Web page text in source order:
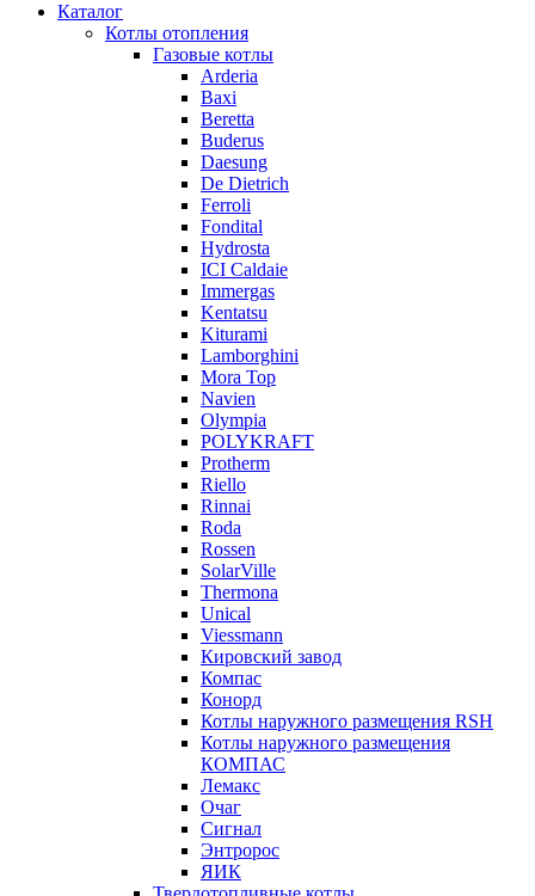
Каталог
Котлы отопления
Газовые котлы
Arderia
Baxi
Beretta
Buderus
Daesung
De Dietrich
Ferroli
Fondital
Hydrosta
ICI Caldaie
Immergas
Kentatsu
Kiturami
Lamborghini
Mora Top
Navien
Olympia
POLYKRAFT
Protherm
Riello
Rinnai
Roda
Rossen
SolarVille
Thermona
Unical
Viessmann
Кировский завод
Компас
Конорд
Котлы наружного размещения RSH
Котлы наружного размещения
КОМПАС
Лемакс
Очаг
Сигнал
Энтророс
ЯИК